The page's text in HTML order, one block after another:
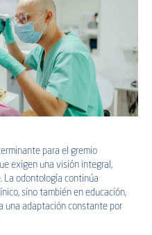
para el gremio
exigen una visión integral,
La odontología continúa
sino también en educación,
una adaptación constante por